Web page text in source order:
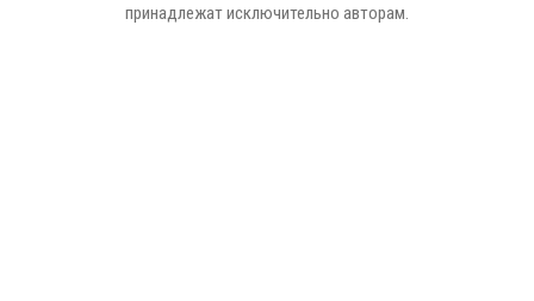
принадлежат исключительно авторам.